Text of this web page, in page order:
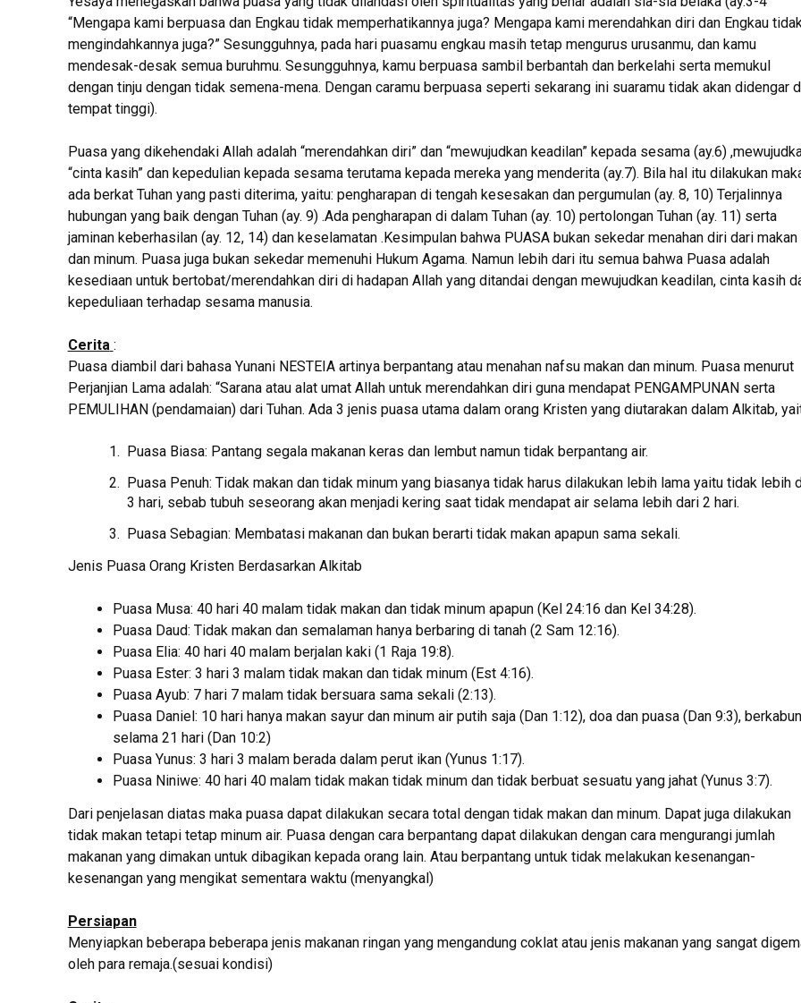
“Mengapa kami berpuasa dan Engkau tidak memperhatikannya juga? Mengapa kami merendahkan diri dan Engkau
mengindahkannya juga?” Sesungguhnya, pada hari puasamu engkau masih tetap mengurus urusanmu, dan kamu
mendesak-desak semua buruhmu. Sesungguhnya, kamu berpuasa sambil berbantah dan berkelahi serta memukul
dengan tinju dengan tidak semena-mena. Dengan caramu berpuasa seperti sekarang ini suaramu tidak akan didengar
tempat tinggi).
Puasa yang dikehendaki Allah adalah “merendahkan diri” dan “mewujudkan keadilan” kepada sesama (ay.6)
“cinta kasih” dan kepedulian kepada sesama terutama kepada mereka yang menderita (ay.7). Bila hal itu dilakukan
ada berkat Tuhan yang pasti diterima, yaitu: pengharapan di tengah kesesakan dan pergumulan (ay. 8, 10) Terjalinnya
hubungan yang baik dengan Tuhan (ay. 9) .Ada pengharapan di dalam Tuhan (ay. 10) pertolongan Tuhan (ay. 11) serta
jaminan keberhasilan (ay. 12, 14) dan keselamatan .Kesimpulan bahwa PUASA bukan sekedar menahan diri dari makan
dan minum. Puasa juga bukan sekedar memenuhi Hukum Agama. Namun lebih dari itu semua bahwa Puasa adalah
kesediaan untuk bertobat/merendahkan diri di hadapan Allah yang ditandai dengan mewujudkan keadilan, cinta kasih
kepeduliaan terhadap sesama manusia.
Cerita :
Puasa diambil dari bahasa Yunani NESTEIA artinya berpantang atau menahan nafsu makan dan minum. Puasa menurut
Perjanjian Lama adalah: “Sarana atau alat umat Allah untuk merendahkan diri guna mendapat PENGAMPUNAN serta
PEMULIHAN (pendamaian) dari Tuhan. Ada 3 jenis puasa utama dalam orang Kristen yang diutarakan dalam Alkitab,
Puasa Biasa: Pantang segala makanan keras dan lembut namun tidak berpantang air.
Puasa Penuh: Tidak makan dan tidak minum yang biasanya tidak harus dilakukan lebih lama yaitu tidak lebih
3 hari, sebab tubuh seseorang akan menjadi kering saat tidak mendapat air selama lebih dari 2 hari.
Puasa Sebagian: Membatasi makanan dan bukan berarti tidak makan apapun sama sekali.
Jenis Puasa Orang Kristen Berdasarkan Alkitab
Puasa Musa: 40 hari 40 malam tidak makan dan tidak minum apapun (Kel 24:16 dan Kel 34:28).
Puasa Daud: Tidak makan dan semalaman hanya berbaring di tanah (2 Sam 12:16).
Puasa Elia: 40 hari 40 malam berjalan kaki (1 Raja 19:8).
Puasa Ester: 3 hari 3 malam tidak makan dan tidak minum (Est 4:16).
Puasa Ayub: 7 hari 7 malam tidak bersuara sama sekali (2:13).
Puasa Daniel: 10 hari hanya makan sayur dan minum air putih saja (Dan 1:12), doa dan puasa (Dan 9:3),
selama 21 hari (Dan 10:2)
Puasa Yunus: 3 hari 3 malam berada dalam perut ikan (Yunus 1:17).
Puasa Niniwe: 40 hari 40 malam tidak makan tidak minum dan tidak berbuat sesuatu yang jahat (Yunus 3:7).
Dari penjelasan diatas maka puasa dapat dilakukan secara total dengan tidak makan dan minum. Dapat juga dilakukan
tidak makan tetapi tetap minum air. Puasa dengan cara berpantang dapat dilakukan dengan cara mengurangi jumlah
makanan yang dimakan untuk dibagikan kepada orang lain. Atau berpantang untuk tidak melakukan kesenangan-
kesenangan yang mengikat sementara waktu (menyangkal)
Persiapan
Menyiapkan beberapa beberapa jenis makanan ringan yang mengandung coklat atau jenis makanan yang sangat
oleh para remaja.(sesuai kondisi)